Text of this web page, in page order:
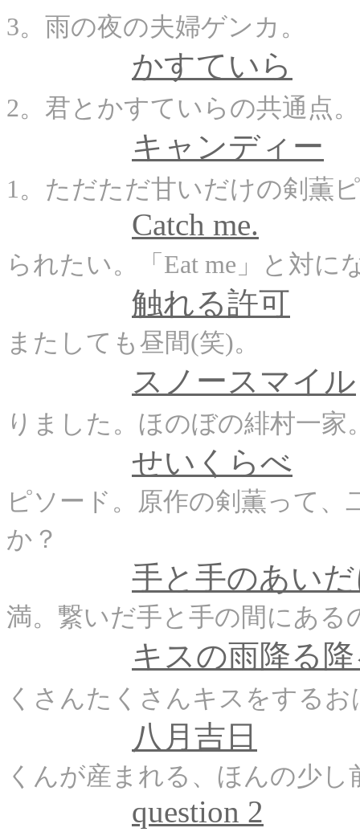
3。雨の夜の夫婦ゲンカ。
かすていら
2。君とかすていらの共通点。
キャンディー
1。ただただ甘いだけの剣薫
Catch me.
られたい。「Eat me」と対に
触れる許可
またしても昼間(笑)。
スノースマイル
りました。ほのぼの緋村一家
せいくらべ
ピソード。原作の剣薫って
か？
手と手のあい
満。繋いだ手と手の間にある
キスの雨降る
くさんたくさんキスをするお
八月吉日
くんが産まれる、ほんの少
question 2